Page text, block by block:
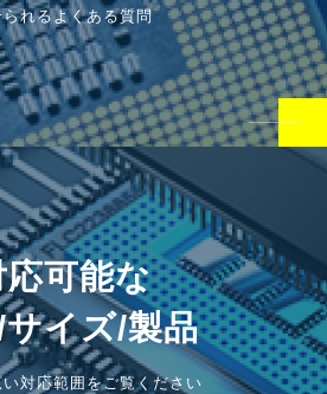
られるよくある質問
応可能な
イズ/製品
対応範囲をご覧ください